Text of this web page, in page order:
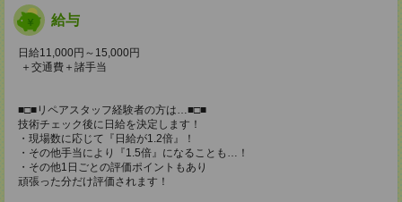
給与
日給11,000円～15,000円
＋交通費＋諸手当
■□■リペアスタッフ経験者の方は…■□■
技術チェック後に日給を決定します！
・現場数に応じて『日給が1.2倍』！
・その他手当により『1.5倍』になることも…！
・その他1日ごとの評価ポイントもあり
頑張った分だけ評価されます！